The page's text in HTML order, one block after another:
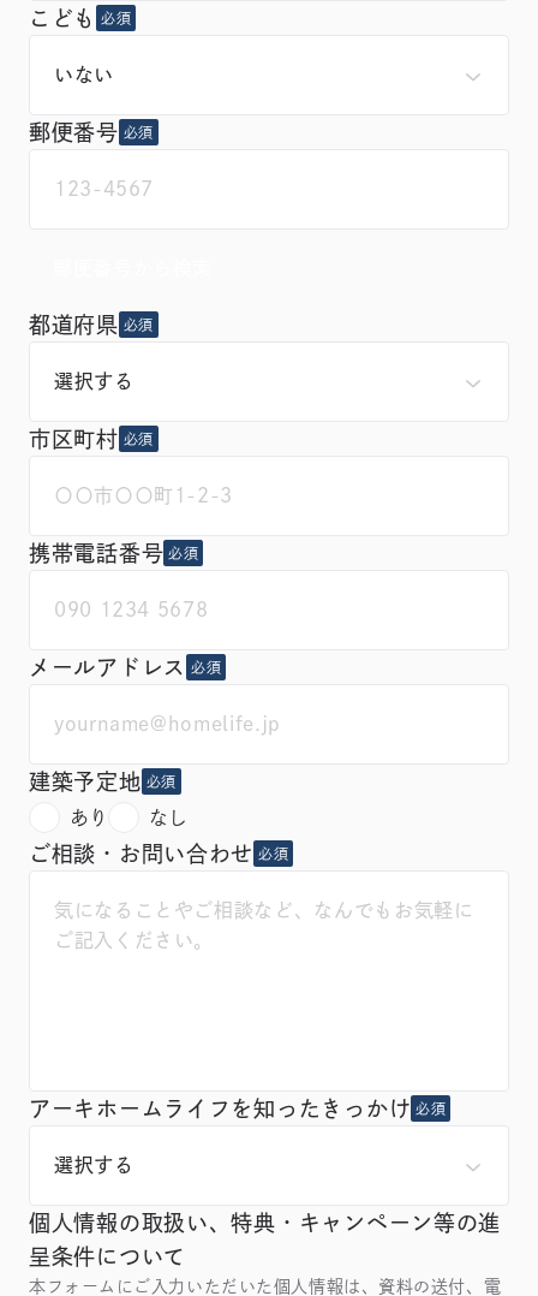
こども 必須
郵便番号 必須
都道府県 必須
市区町村 必須
携帯電話番号 必須
メールアドレス 必須
建築予定地 必須
あり なし
ご相談・お問い合わせ 必須
アーキホームライフを知ったきっかけ 必須
個人情報の取扱い、特典・キャンペーン等の進
呈条件について
本フォームにご入力いただいた個人情報は、資料の送付、電